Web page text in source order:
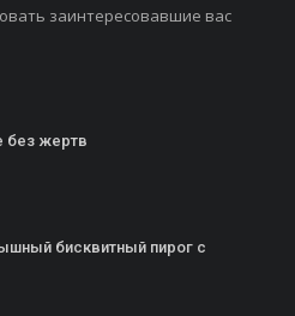
заинтересовавшие вас
без жертв
бисквитный пирог с